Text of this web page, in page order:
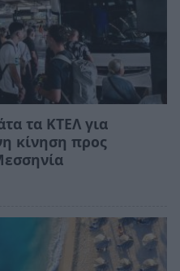
τα ΚΤΕΛ για
κίνηση προς